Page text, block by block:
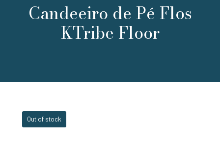
Candeeiro de Pé Flos
KTribe Floor
Out of stock